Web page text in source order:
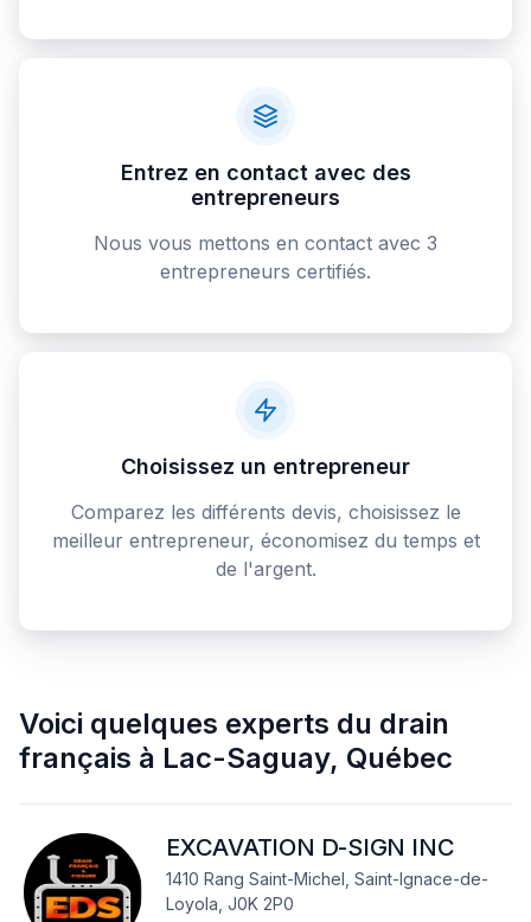
Entrez en contact avec des
entrepreneurs
Nous vous mettons en contact avec 3
entrepreneurs certifiés.
Choisissez un entrepreneur
Comparez les différents devis, choisissez le
meilleur entrepreneur, économisez du temps et
de l'argent.
Voici quelques experts du drain
français à Lac-Saguay, Québec
EXCAVATION D-SIGN INC
1410 Rang Saint-Michel, Saint-Ignace-de-
Loyola, J0K 2P0